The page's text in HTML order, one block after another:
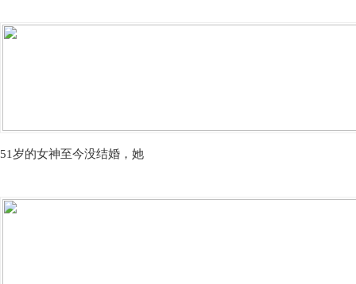
51岁的女神至今没结婚，她